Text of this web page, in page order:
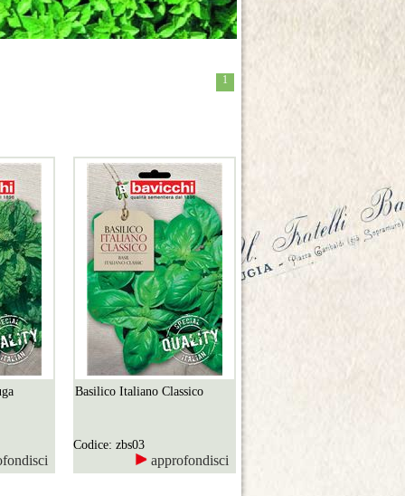
1
Basilico Italiano Classico
Codice: zbs03
approfondisci